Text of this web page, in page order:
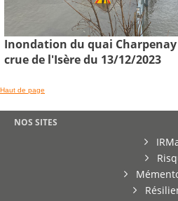
Inondation du quai
crue de l'Isère du 13/12/2023
Haut de page
NOS SITES